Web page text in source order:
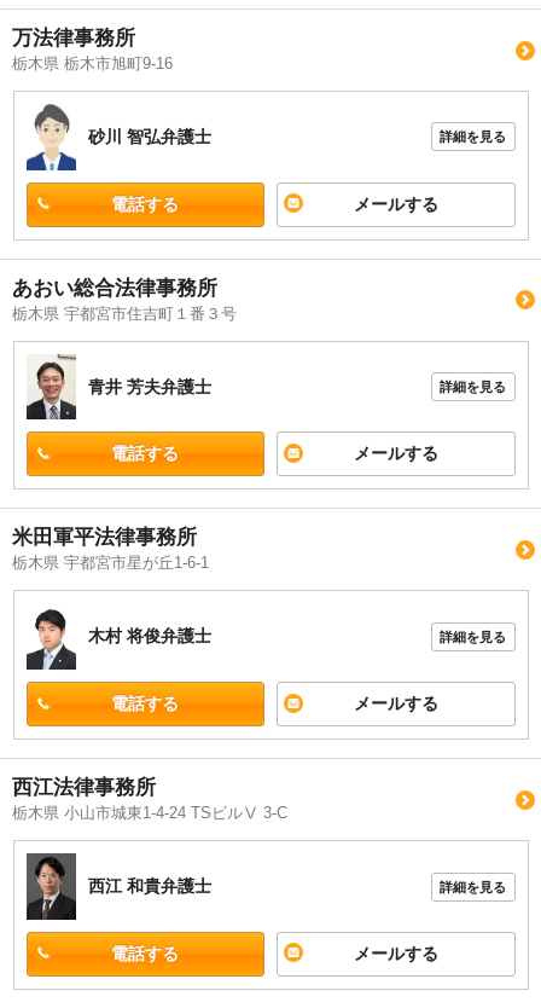
万法律事務所
栃木県 栃木市旭町9-16
砂川 智弘弁護士 詳細を見る
電話する メールする
あおい総合法律事務所
栃木県 宇都宮市住吉町１番３号
青井 芳夫弁護士 詳細を見る
電話する メールする
米田軍平法律事務所
栃木県 宇都宮市星が丘1-6-1
木村 将俊弁護士 詳細を見る
電話する メールする
西江法律事務所
栃木県 小山市城東1-4-24 TSビルⅤ 3-C
西江 和貴弁護士 詳細を見る
電話する メールする